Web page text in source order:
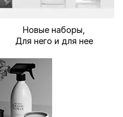
Новые наборы,
Для него и для нее